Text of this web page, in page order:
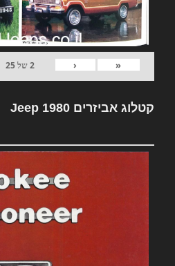
«
‹
2של25
קטלוג אביזרים Jeep 1980